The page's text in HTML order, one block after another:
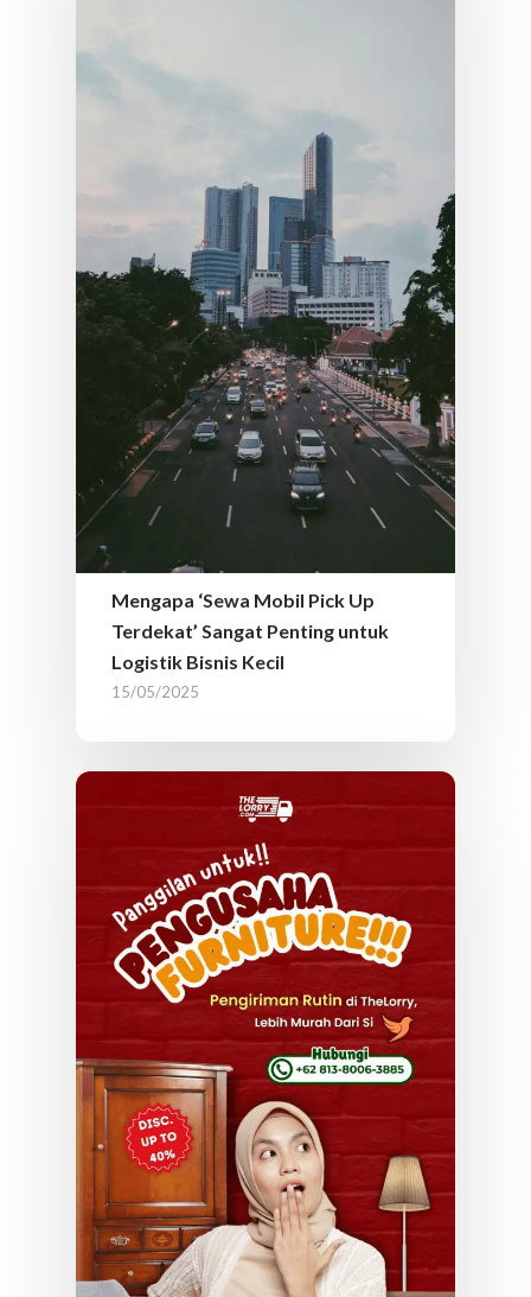
Mengapa ‘Sewa Mobil Pick Up
Terdekat’ Sangat Penting untuk
Logistik Bisnis Kecil
15/05/2025